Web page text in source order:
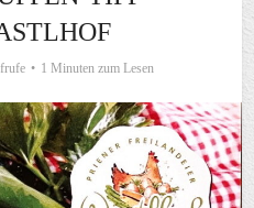
1 Minuten zum Lesen